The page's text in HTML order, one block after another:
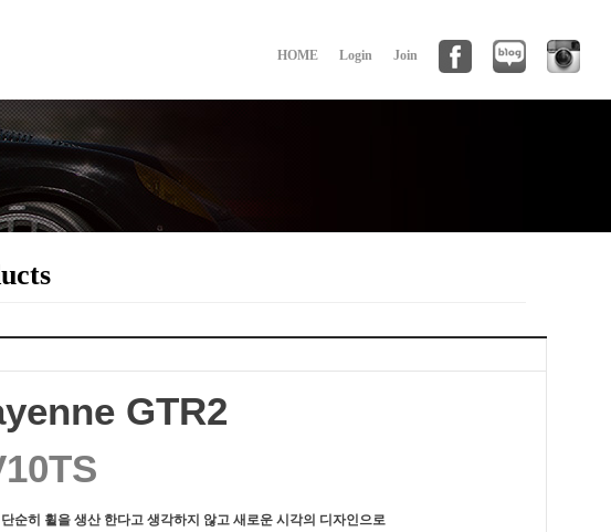
HOME Login Join
GTR2
순히 휠을 생산 한다고 생각하지 않고 새로운 시각의 디자인으로